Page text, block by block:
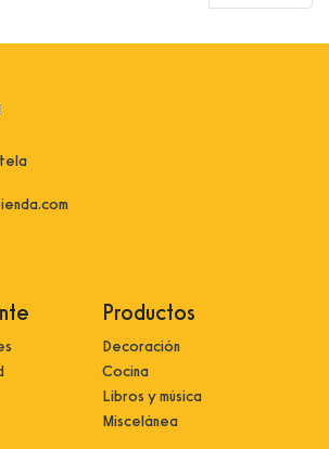
Productos
Decoración
Cocina
Libros y música
Miscelánea